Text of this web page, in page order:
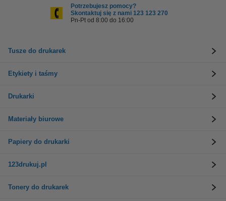
Potrzebujesz pomocy?
Skontaktuj się z nami 123 123 270
Pn-Pt od 8:00 do 16:00
Tusze do drukarek
Etykiety i taśmy
Drukarki
Materiały biurowe
Papiery do drukarki
123drukuj.pl
Tonery do drukarek